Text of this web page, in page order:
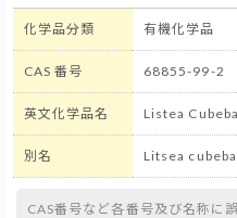
化学品分類 有機化学品
CAS 番号 68855-99-2
英文化学品名 Listea
別名 Litsea cubeba
CAS番号など各番号及び名称に